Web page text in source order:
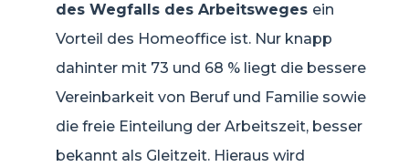
des Wegfalls des Arbeitsweges ein
Vorteil des Homeoffice ist. Nur knapp
dahinter mit 73 und 68 % liegt die bessere
Vereinbarkeit von Beruf und Familie sowie
die freie Einteilung der Arbeitszeit, besser
bekannt als Gleitzeit. Hieraus wird